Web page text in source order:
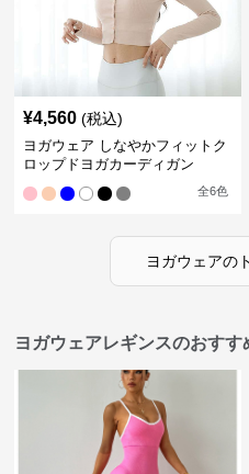
¥4,560 (税込)
ヨガウェア しなやかフィットク
ロップドヨガカーディガン
全6色
ヨガウェアの
ヨガウェアレギンスのおすす